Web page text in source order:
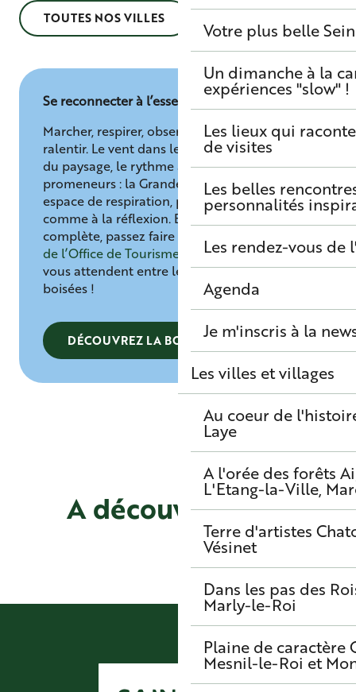
Votre plus belle
Un dimanche à la
expériences "slow" !
Les lieux qui
de visites
Les belles
personnalités
Les rendez-vous de
Agenda
Je m'inscris à la
Les villes et villages
Au coeur de
Laye
A l'orée des forêts
L'Etang-la-Ville,
Terre d'artistes
Vésinet
Dans les pas des
Marly-le-Roi
Plaine de caractère
Mesnil-le-Roi et
TOUTES NOS VILLES
Se reconnecter à l’essentiel
Marcher, respirer, observer… Ici, tout invite à
ralentir. Le vent dans les arbres, l’immensité
du paysage, le rythme apaisé des
promeneurs : la Grande Terrasse devient un
espace de respiration, propice à la détente
comme à la réflexion. Et pour une détente
complète, passez faire un tour à la
de l’Office de Tourisme,
mille et une senteurs
vous attendent entre les bougies et les huiles
boisées !
DÉCOUVREZ LA BOUTIQUE
A découvrir aussi
Un foodtour à Saint-Germain-en-Laye